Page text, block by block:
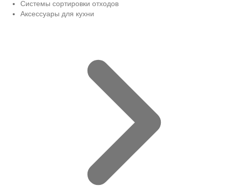
Системы сортировки отходов
Аксессуары для кухни